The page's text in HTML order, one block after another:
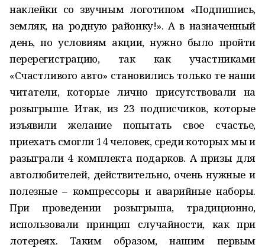
наклейки со звучным логотипом «Подпишись,
земляк, на родную районку!». А в назначенный
день, по условиям акции, нужно было пройти
перерегистрацию, так как участниками
«Счастливого авто» становились только те наши
читатели, которые лично присутствовали на
розыгрыше. Итак, из 23 подписчиков, которые
изъявили желание попытать свое счастье,
приехать смогли 14 человек, среди которых мы и
разыграли 4 комплекта подарков. А призы для
автолюбителей, действительно, очень нужные и
полезные – компрессоры и аварийные наборы.
При проведении розыгрыша, традиционно,
использовали принцип случайности, как при
лотереях. Таким образом, нашим первым